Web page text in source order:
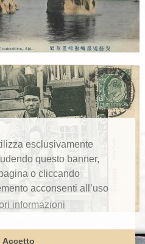
esclusivamente
questo banner,
o cliccando
acconsenti all’uso
informazioni
Accetto